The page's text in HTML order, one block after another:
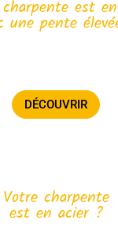
est
une pente
DÉCOUVRIR
Votre charpente
est en acier ?